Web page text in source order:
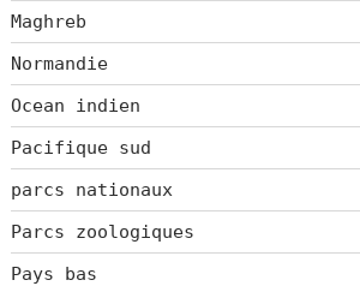
Maghreb
Normandie
Ocean indien
Pacifique sud
parcs nationaux
Parcs zoologiques
Pays bas